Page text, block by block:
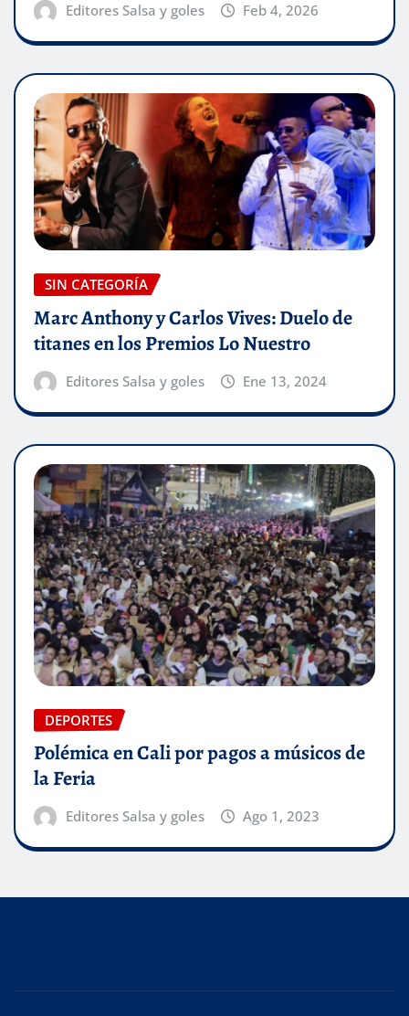
Editores Salsa y goles Feb 4, 2026
SIN CATEGORÍA
Marc Anthony y Carlos Vives: Duelo de
titanes en los Premios Lo Nuestro
Editores Salsa y goles Ene 13, 2024
DEPORTES
Polémica en Cali por pagos a músicos de
la Feria
Editores Salsa y goles Ago 1, 2023